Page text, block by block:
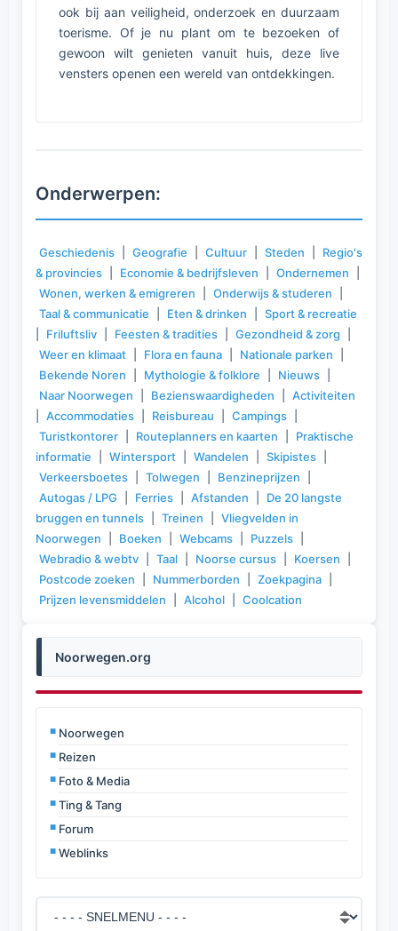
Noorwegen.org
Noorwegen
Reizen
Foto & Media
Ting & Tang
Forum
Weblinks
ook bij aan veiligheid, onderzoek en duurzaam
toerisme. Of je nu plant om te bezoeken of
gewoon wilt genieten vanuit huis, deze live
vensters openen een wereld van ontdekkingen.
Onderwerpen:
Geschiedenis Geografie Cultuur Steden
Regio's
& provincies
Economie & bedrijfsleven Ondernemen
Wonen, werken & emigreren
Onderwijs & studeren
Taal & communicatie
Eten & drinken
Sport & recreatie
Friluftsliv Feesten & tradities Gezondheid & zorg
Weer en klimaat
Flora en fauna Nationale parken
Bekende Noren
Mythologie & folklore Nieuws
Naar Noorwegen
Bezienswaardigheden
Activiteiten
Accommodaties Reisbureau Campings
Turistkontorer
Routeplanners en kaarten
Praktische
informatie
Wintersport Wandelen Skipistes
Verkeersboetes
Tolwegen Benzineprijzen
Autogas / LPG
Ferries Afstanden
De 20 langste
bruggen en tunnels
Treinen
Vliegvelden in
Noorwegen
Boeken Webcams Puzzels
Webradio & webtv
Taal Noorse cursus Koersen
Postcode zoeken
Nummerborden Zoekpagina
Prijzen levensmiddelen
Alcohol Coolcation